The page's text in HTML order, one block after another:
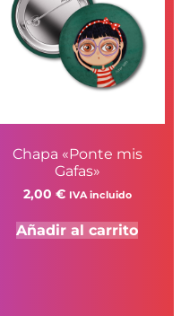
Chapa «Ponte mis
Gafas»
2,00 € IVA incluido
Añadir al carrito